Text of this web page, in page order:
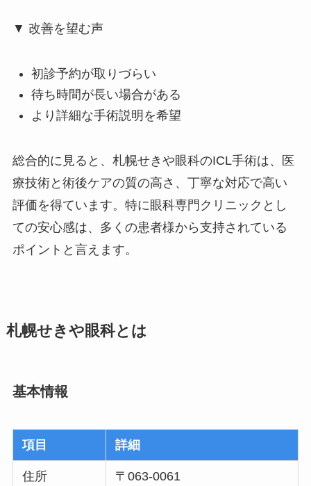
▼ 改善を望む声
初診予約が取りづらい
待ち時間が長い場合がある
より詳細な手術説明を希望
総合的に見ると、札幌せきや眼科のICL手術は、医
療技術と術後ケアの質の高さ、丁寧な対応で高い
評価を得ています。特に眼科専門クリニックとし
ての安心感は、多くの患者様から支持されている
ポイントと言えます。
札幌せきや眼科とは
基本情報
項目 詳細
住所
〒063-0061